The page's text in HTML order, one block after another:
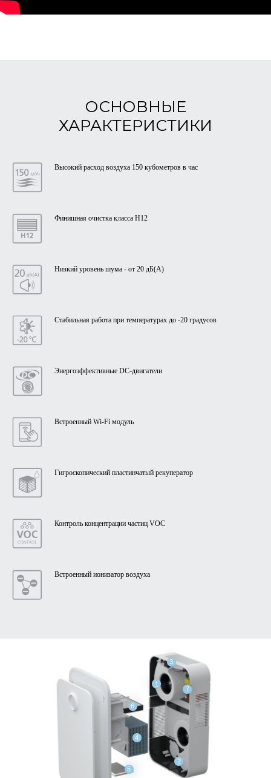
ОСНОВНЫЕ
ХАРАКТЕРИСТИКИ
Высокий расход воздуха 150 кубометров в час
Финишная очистка класса Н12
Низкий уровень шума - от 20 дБ(А)
Стабильная работа при температурах до -20 градусов
Энергоэффективные DC-двигатели
Встроенный Wi-Fi модуль
Гигроскопический пластинчатый рекуператор
Контроль концентрации частиц VOC
Встроенный ионизатор воздуха
1
2
3
4
5
6
7